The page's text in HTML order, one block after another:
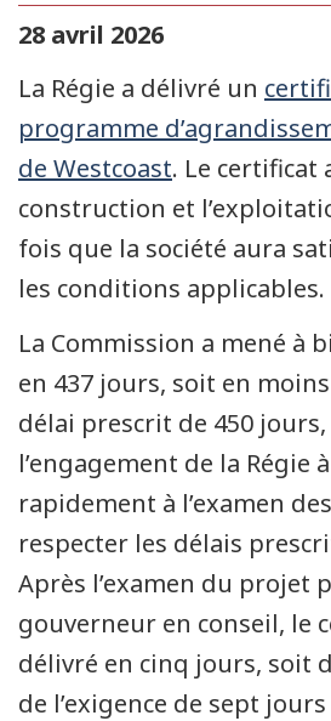
28 avril 2026
La Régie a délivré un
programme
de Westcoast. Le certificat
construction et
fois que la société aura
les conditions applicables.
La Commission a mené à
en 437 jours, soit en
délai prescrit de 450
l’engagement de la Régie
rapidement à l’examen
respecter les délais
Après l’examen du projet
gouverneur en conseil, le
délivré en cinq jours, soit
de l’exigence de sept